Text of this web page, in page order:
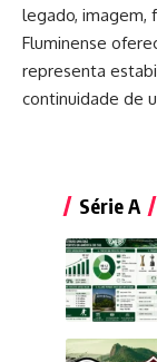
legado, imagem,
Fluminense
representa
continuidade de
Série A